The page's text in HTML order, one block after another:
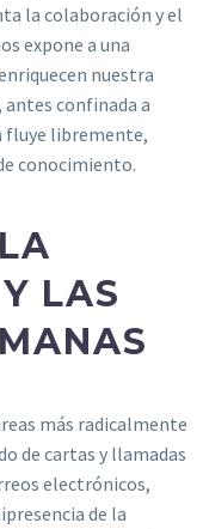
la colaboración y el
expone a una
nuestra
confinada a
fluye libremente,
conocimiento.
LAS
más radicalmente
de cartas y llamadas
electrónicos,
de la